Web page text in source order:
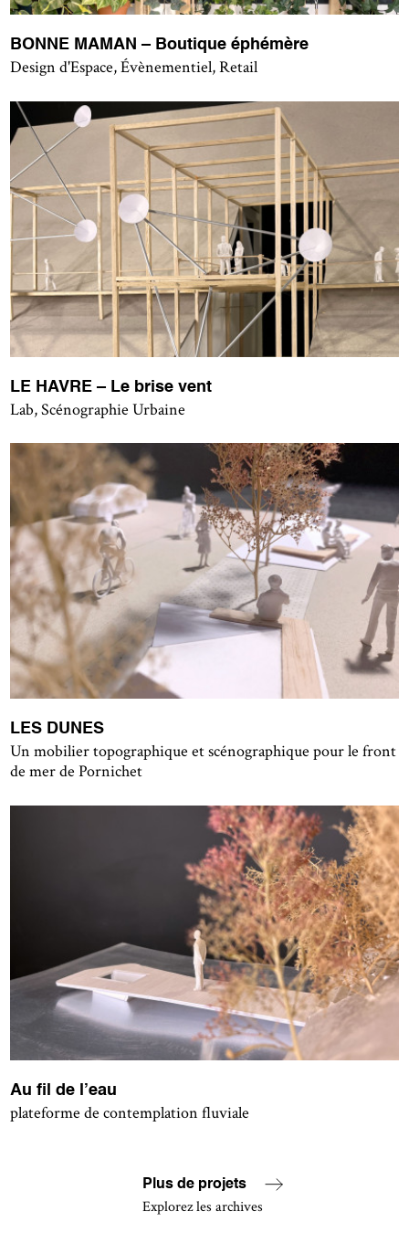
BONNE MAMAN – Boutique éphémère
Design d'Espace, Évènementiel, Retail
LE HAVRE – Le brise vent
Lab, Scénographie Urbaine
LES DUNES
Un mobilier topographique et scénographique pour le front
de mer de Pornichet
Au fil de l’eau
plateforme de contemplation fluviale
Plus de projets
Explorez les archives